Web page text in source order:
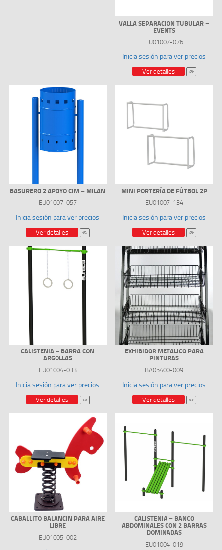
VALLA SEPARACION TUBULAR –
EVENTS
EU01007-076
Inicia sesión para ver precios
Ver detalles
BASURERO 2 APOYO CIM – MILAN
EU01007-057
Inicia sesión para ver precios
Ver detalles
MINI PORTERÍA DE FÚTBOL 2P
EU01007-134
Inicia sesión para ver precios
Ver detalles
CALISTENIA – BARRA CON
ARGOLLAS
EU01004-033
Inicia sesión para ver precios
Ver detalles
EXHIBIDOR METALICO PARA
PINTURAS
BA05400-009
Inicia sesión para ver precios
Ver detalles
CABALLITO BALANCIN PARA AIRE
LIBRE
EU01005-002
CALISTENIA – BANCO
ABDOMINALES CON 2 BARRAS
DOMINADAS
EU01004-019